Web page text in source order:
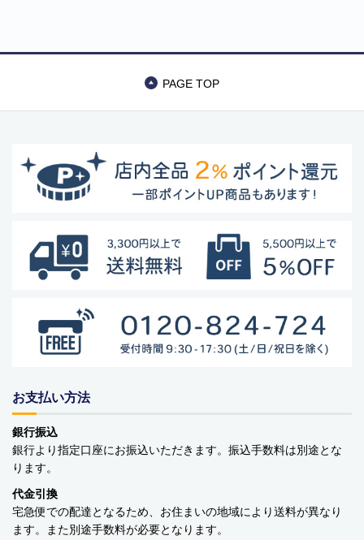
商品カテゴリー
食品
ペットフード・グッズ
季節商品
PAGE TOP
お支払い方法
銀行振込
銀行より指定口座にお振込いただきます。振込手数料は別途とな
ります。
代金引換
宅急便での配達となるため、お住まいの地域により送料が異なり
ます。また別途手数料が必要となります。